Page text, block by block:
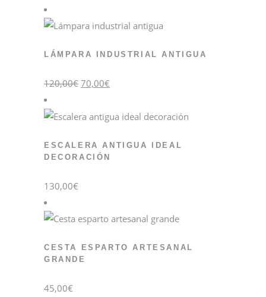
LÁMPARA INDUSTRIAL ANTIGUA
120,00€ El
precio
120,00€.
70,00€precio
70,00€.
ESCALERA ANTIGUA IDEAL
DECORACIÓN
130,00€
CESTA ESPARTO ARTESANAL
GRANDE
45,00€